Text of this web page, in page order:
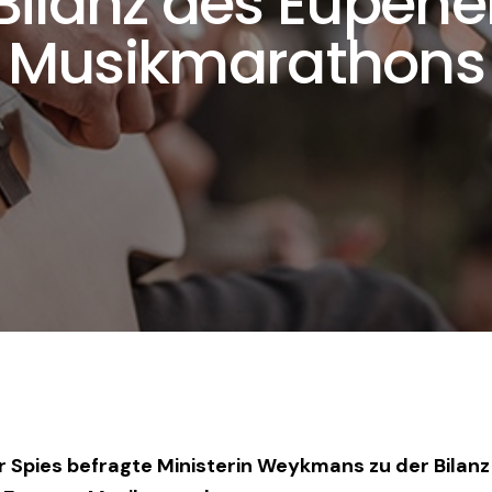
Musikmarathons
Spies befragte Ministerin Weykmans zu der Bilanz